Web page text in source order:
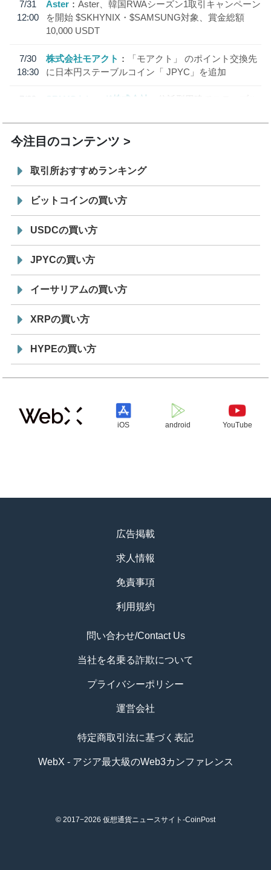
7/31
12:00
Aster
Aster、韓国RWAシーズン1取引キャンペーン
を開始 $SKHYNIX・$SAMSUNG対象、賞金総額
10,000 USDT
7/30
18:30
株式会社モアクト
「モアクト」 のポイント交換先
に日本円ステーブルコイン「 JPYC」を追加
7/29
SBI VCトレード株式会社
信託型円建てステーブル
今注目のコンテンツ
取引所おすすめランキング
ビットコインの買い方
USDCの買い方
JPYCの買い方
イーサリアムの買い方
XRPの買い方
HYPEの買い方
iOS android YouTube
広告掲載
求人情報
免責事項
利用規約
問い合わせ/Contact Us
当社を名乗る詐欺について
プライバシーポリシー
運営会社
特定商取引法に基づく表記
WebX - アジア最大級のWeb3カンファレンス
© 2017−2026 仮想通貨ニュースサイト-CoinPost